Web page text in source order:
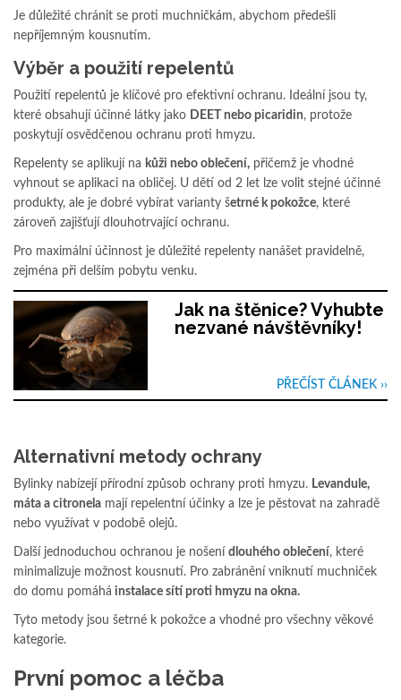
Je důležité chránit se proti muchničkám, abychom předešli
nepříjemným kousnutím.
Výběr a použití repelentů
Použití repelentů je klíčové pro efektivní ochranu. Ideální jsou ty,
které obsahují účinné látky jako DEET nebo picaridin, protože
poskytují osvědčenou ochranu proti hmyzu.
Repelenty se aplikují na kůži nebo oblečení, přičemž je vhodné
vyhnout se aplikaci na obličej. U dětí od 2 let lze volit stejné účinné
produkty, ale je dobré vybírat varianty šetrné k pokožce, které
zároveň zajišťují dlouhotrvající ochranu.
Pro maximální účinnost je důležité repelenty nanášet pravidelně,
zejména při delším pobytu venku.
Jak na štěnice? Vyhubte
nezvané návštěvníky!
PŘEČÍST ČLÁNEK ››
Alternativní metody ochrany
Bylinky nabízejí přírodní způsob ochrany proti hmyzu. Levandule,
máta a citronela mají repelentní účinky a lze je pěstovat na zahradě
nebo využívat v podobě olejů.
Další jednoduchou ochranou je nošení dlouhého oblečení, které
minimalizuje možnost kousnutí. Pro zabránění vniknutí muchniček
do domu pomáhá instalace sítí proti hmyzu na okna.
Tyto metody jsou šetrné k pokožce a vhodné pro všechny věkové
kategorie.
První pomoc a léčba